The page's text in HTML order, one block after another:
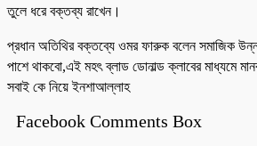
তুলে ধরে বক্তব্য রাখেন।
প্রধান অতিথির বক্তব্যে ওমর ফারুক বলেন সমাজিক
পাশে থাকবো,এই মহৎ ব্লাড ডোনাল্ড ক্লাবের মাধ্যমে
সবাই কে নিয়ে ইনশাআল্লাহ
Facebook Comments Box